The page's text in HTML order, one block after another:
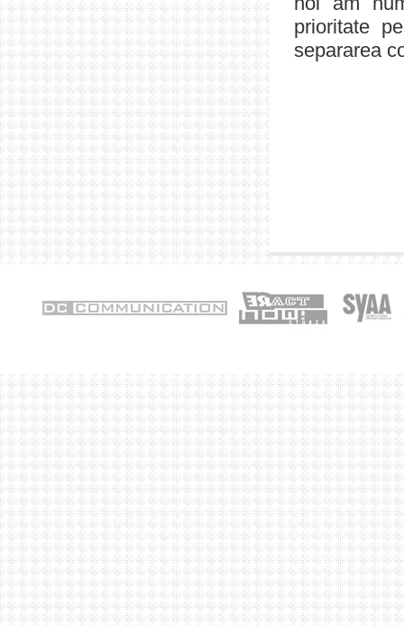
prioritate
separarea